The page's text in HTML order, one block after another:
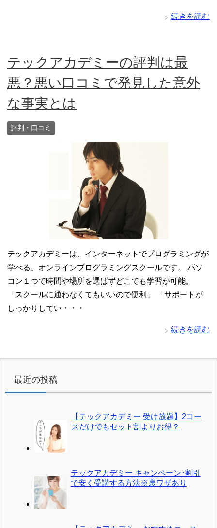
続きを読む
テックアカデミーの評判は最
悪？悪い口コミで発見した意外
な事実とは
評判・口コミ
テックアカデミーは、インターネットでプログラミングが
学べる、オンラインプログラミングスクールです。 パソ
コン１つで時間や場所を選ばずどこでも学習が可能。
「スクールに通わなくてもいいので便利」 「サポートが
しっかりしてい・・・
続きを読む
最近の投稿
【テックアカデミー 受け放題】2コー
スだけでもセット割よりお得？
テックアカデミー キャンペーン･割引
で安く受講する方法※裏ワザあり